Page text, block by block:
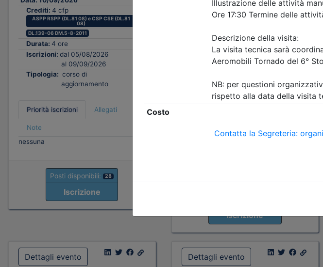
Crediti: 4 cfp
ASPP RSPP (DL.81 08) e CSP CSE (DL.81
08)
DL.139-06 DM.5-8-2011
Durata: 4 ore
Iscrizioni: dal 05/08/2026
al 09/09/2026
Tipologia: corso di
aggiornamento
Priorità iscrizioni Allegati
Note
nessuna
Posti disponibili: 28
Iscrizione
Crediti:3 cfp
Durata:3 ore FAD Streaming
al 15/09/2026
Tipologia:seminario
fino al 06/09/2026:
- praticanti appartenenti all'Ordine
Iscrizione
Dettagli evento Dettagli evento